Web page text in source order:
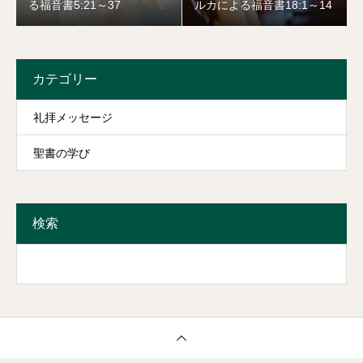
る福音書5:21～37 ルカによる福音書18:1～14
カテゴリー
礼拝メッセージ
聖書の学び
検索